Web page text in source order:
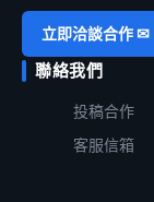
立即洽談合作 ✉
聯絡我們
投稿合作
客服信箱